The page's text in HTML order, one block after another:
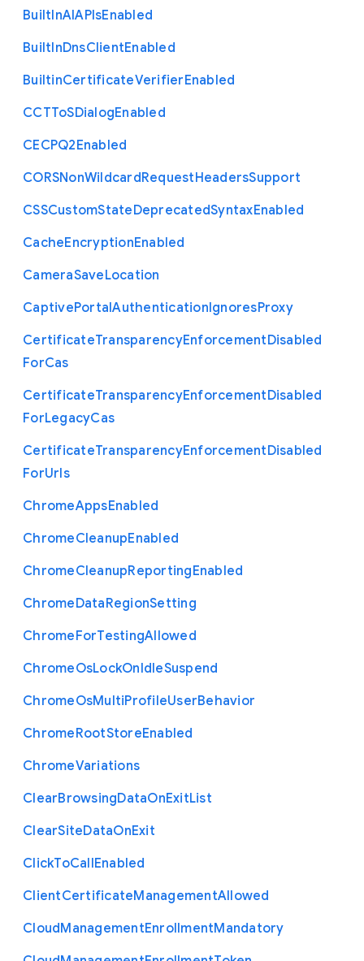
BuiltInAIAPIsEnabled
BuiltInDnsClientEnabled
BuiltinCertificateVerifierEnabled
CCTToSDialogEnabled
CECPQ2Enabled
CORSNonWildcardRequestHeadersSupport
CSSCustomStateDeprecatedSyntaxEnabled
CacheEncryptionEnabled
CameraSaveLocation
CaptivePortalAuthenticationIgnoresProxy
CertificateTransparencyEnforcementDisabled
ForCas
CertificateTransparencyEnforcementDisabled
ForLegacyCas
CertificateTransparencyEnforcementDisabled
ForUrls
ChromeAppsEnabled
ChromeCleanupEnabled
ChromeCleanupReportingEnabled
ChromeDataRegionSetting
ChromeForTestingAllowed
ChromeOsLockOnIdleSuspend
ChromeOsMultiProfileUserBehavior
ChromeRootStoreEnabled
ChromeVariations
ClearBrowsingDataOnExitList
ClearSiteDataOnExit
ClickToCallEnabled
ClientCertificateManagementAllowed
CloudManagementEnrollmentMandatory